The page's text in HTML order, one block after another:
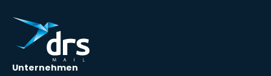
Unternehmen